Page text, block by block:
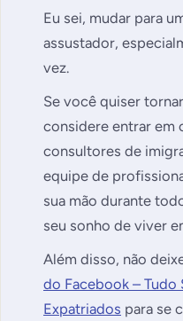
Eu sei, mudar para
assustador,
vez.
Se você quiser
considere entrar em
consultores de
equipe de
sua mão durante
seu sonho de viver
Além disso, não
do Facebook – Tudo
Expatriados para se